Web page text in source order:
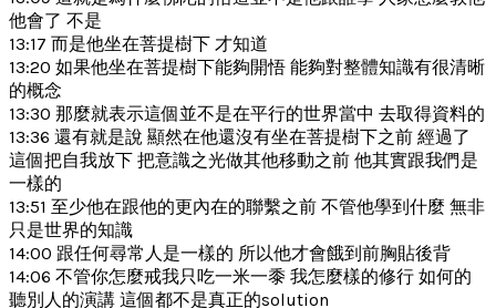
他會了 不是
13:17 而是他坐在菩提樹下 才知道
13:20 如果他坐在菩提樹下能夠開悟 能夠對整體知識有很清晰
的概念
13:30 那麼就表示這個並不是在平行的世界當中 去取得資料的
13:36 還有就是說 顯然在他還沒有坐在菩提樹下之前 經過了
這個把自我放下 把意識之光做其他移動之前 他其實跟我們是
一樣的
13:51 至少他在跟他的更內在的聯繫之前 不管他學到什麼 無非
只是世界的知識
14:00 跟任何尋常人是一樣的 所以他才會餓到前胸貼後背
14:06 不管你怎麼戒我只吃一米一黍 我怎麼樣的修行 如何的
聽別人的演講 這個都不是真正的solution